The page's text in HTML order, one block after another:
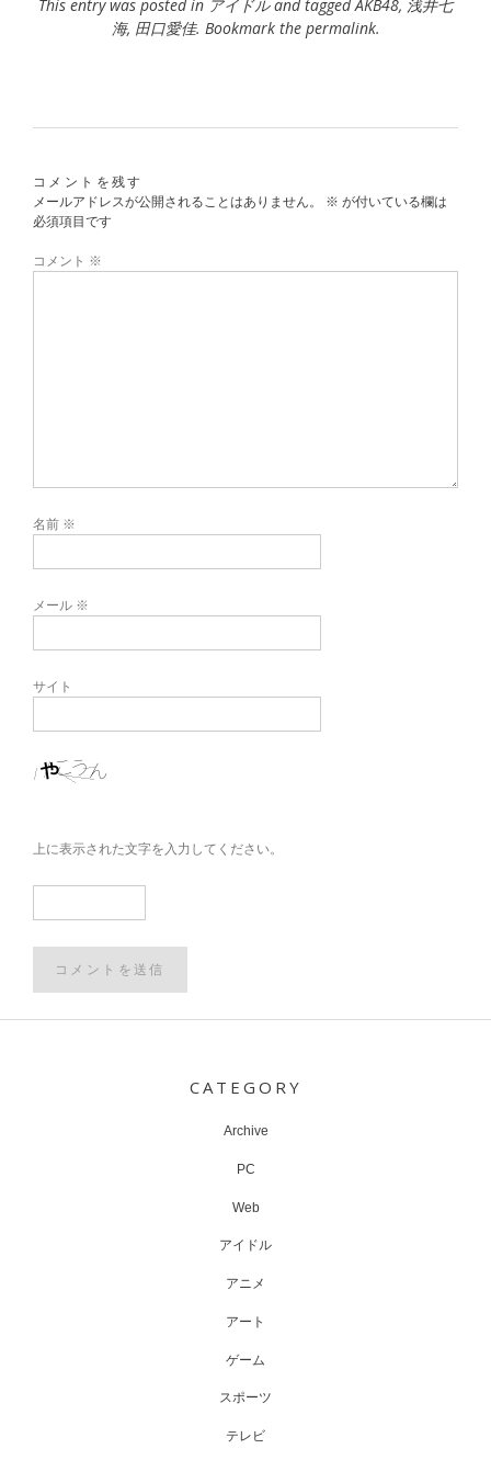
This entry was posted in アイドルand taggedAKB48, 浅井七
海, 田口愛佳. Bookmark the permalink.
コメントを残す
メールアドレスが公開されることはありません。
※ が付いている欄は
必須項目です
コメント ※
名前 ※
メール ※
サイト
上に表示された文字を入力してください。
CATEGORY
Archive
PC
Web
アイドル
アニメ
アート
ゲーム
スポーツ
テレビ